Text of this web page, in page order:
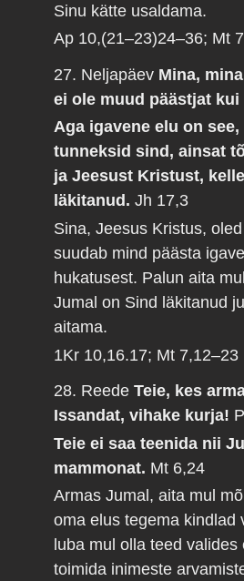
Sinu kätte usaldama.
Ap 10,(21–23)24–36; Mt
27. Neljapäev Mina,
ei ole muud päästjat
Aga igavene elu on see,
tunneksid sind, ainsat
ja Jeesust Kristust,
läkitanud.Jh 17,3
Sina, Jeesus Kristus,
suudab mind päästa
hukatusest. Palun aita
Jumal on Sind läkitanud
aitama.
1Kr 10,16.17; Mt 7,12–23
28. ReedeTeie, kes
Issandat, vihake kurja!
Teie ei saa teenida nii
mammonat. Mt 6,24
Armas Jumal, aita mul
oma elus tegema kindlad
luba mul olla teed
toimida inimeste